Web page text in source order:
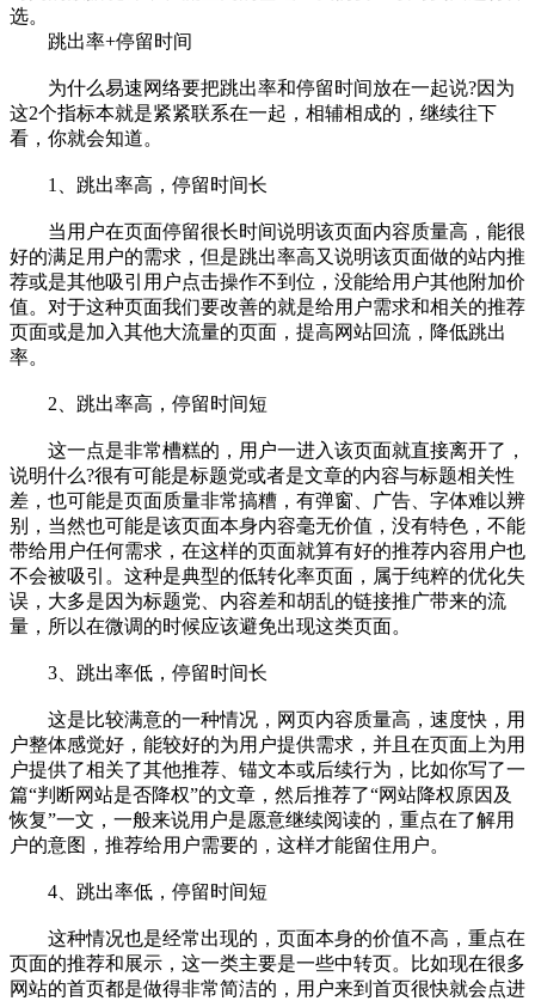
选。
跳出率+停留时间
为什么易速网络要把跳出率和停留时间放在一起说?因为
这2个指标本就是紧紧联系在一起，相辅相成的，继续往下
看，你就会知道。
1、跳出率高，停留时间长
当用户在页面停留很长时间说明该页面内容质量高，能很
好的满足用户的需求，但是跳出率高又说明该页面做的站内推
荐或是其他吸引用户点击操作不到位，没能给用户其他附加价
值。对于这种页面我们要改善的就是给用户需求和相关的推荐
页面或是加入其他大流量的页面，提高网站回流，降低跳出
率。
2、跳出率高，停留时间短
这一点是非常槽糕的，用户一进入该页面就直接离开了，
说明什么?很有可能是标题党或者是文章的内容与标题相关性
差，也可能是页面质量非常搞糟，有弹窗、广告、字体难以辨
别，当然也可能是该页面本身内容毫无价值，没有特色，不能
带给用户任何需求，在这样的页面就算有好的推荐内容用户也
不会被吸引。这种是典型的低转化率页面，属于纯粹的优化失
误，大多是因为标题党、内容差和胡乱的链接推广带来的流
量，所以在微调的时候应该避免出现这类页面。
3、跳出率低，停留时间长
这是比较满意的一种情况，网页内容质量高，速度快，用
户整体感觉好，能较好的为用户提供需求，并且在页面上为用
户提供了相关了其他推荐、锚文本或后续行为，比如你写了一
篇“判断网站是否降权”的文章，然后推荐了“网站降权原因及
恢复”一文，一般来说用户是愿意继续阅读的，重点在了解用
户的意图，推荐给用户需要的，这样才能留住用户。
4、跳出率低，停留时间短
这种情况也是经常出现的，页面本身的价值不高，重点在
页面的推荐和展示，这一类主要是一些中转页。比如现在很多
网站的首页都是做得非常简洁的，用户来到首页很快就会点进